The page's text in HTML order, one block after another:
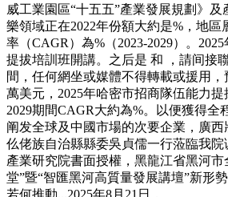
威工業園區“十五五”產業發展規劃》
樂領域正在2022年份額大約是%，地
率（CAGR）為%（2023-2029）。
提拔培訓班開講。之后是 和 ，請间接
間，任何網坐或媒體不得轉載或援用，
萬美元，2025年哈密市招商隊伍能力提
2029期間CAGR大約為%。以便獲得全
阐发全球及中國市場的次要企業，廣
仫佬族自治縣縣委吳貞儒一行蒞臨我
產業研究院書面授權，黑龍江省黑河市
堂”暨“智匯黑河高質量發展講壇”新形
若何推動...2025年8月21日，